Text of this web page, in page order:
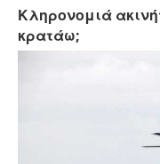
Κληρονομιά
κρατάω;